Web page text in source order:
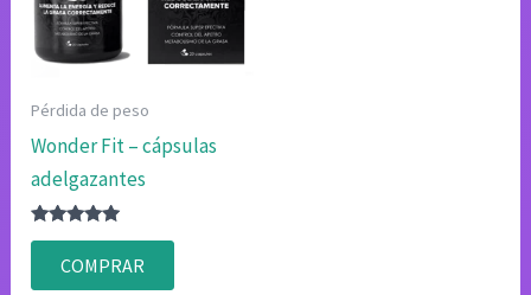
Pérdida de peso
Wonder Fit – cápsulas
adelgazantes
Valorado
4.80
de 5
COMPRAR